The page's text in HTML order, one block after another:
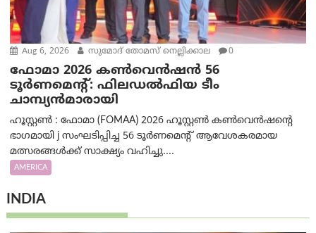
Aug 6, 2026 സുമോദ് തോമസ് നെല്ലിക്കാല 0
ഫോമാ 2026 കൺവെൻഷൻ 56
ടൂർണമെന്റ്: ഫിലഡൽഫിയ ടീം
ചാമ്പ്യൻമാരായി
ഹൂസ്റ്റൺ : ഫോമാ (FOMAA) 2026 ഹൂസ്റ്റൺ കൺവെൻഷന്റെ
ഭാഗമായി j സംഘടിപ്പിച്ച 56 ടൂർണമെന്റ് ആവേശകരമായ
മത്സരങ്ങൾക്ക് സാക്ഷ്യം വഹിച്ചു....
AMERICA
INDIA